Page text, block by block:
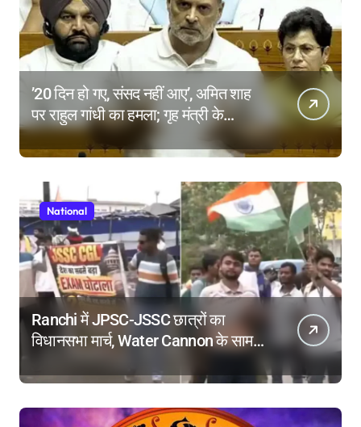
’20 दिन हो गए, संसद नहीं आए’, अमित शाह
पर राहुल गांधी का हमला; गृह मंत्री के
इस्तीफे की मांग क्यों?
National
Ranchi में JPSC-JSSC छात्रों का
विधानसभा मार्च, Water Cannon के सामने
किया Dance, तोड़े बैरिकेड!